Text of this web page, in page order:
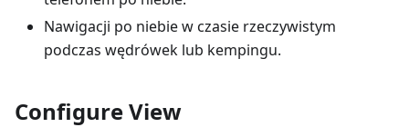
Nawigacji po niebie w czasie rzeczywistym
podczas wędrówek lub kempingu.
Configure View